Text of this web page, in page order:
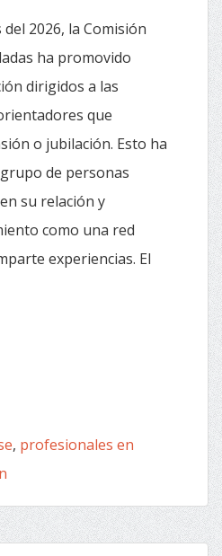
2026, la Comisión
ha promovido
dirigidos a las
que
o jubilación. Esto ha
de personas
su relación y
como una red
experiencias. El
, profesionales en